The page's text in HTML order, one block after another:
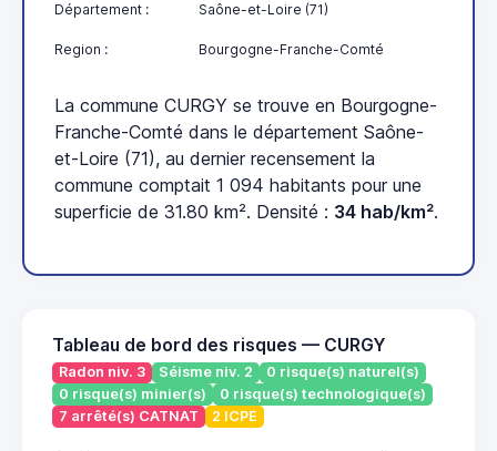
Département : Saône-et-Loire (71)
Region : Bourgogne-Franche-Comté
La commune CURGY se trouve en Bourgogne-
Franche-Comté dans le département Saône-
et-Loire (71), au dernier recensement la
commune comptait 1 094 habitants pour une
superficie de 31.80 km². Densité : 34 hab/km².
Tableau de bord des risques — CURGY
Radon niv. 3 Séisme niv. 2
0 risque(s) naturel(s)
0 risque(s) minier(s)
0 risque(s) technologique(s)
7 arrêté(s) CATNAT
2 ICPE